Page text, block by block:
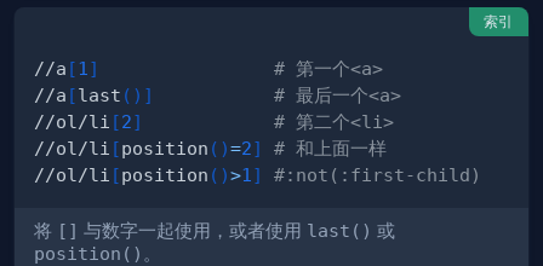
索引
//a [1 ]
# 第一个<a>
//a [last ( ) ]
# 最后一个<a>
//ol/li [2]
# 第二个<li>
//ol/li [position ( )=2]
# 和上面一样
//ol/li [position ( )>1 ] #:not(:first-child)
将 [] 与数字一起使用，或者使用 last() 或
position() 。